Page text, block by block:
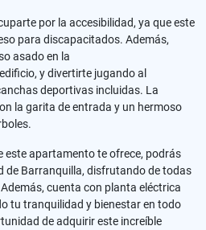
por la accesibilidad, ya que este
para discapacitados. Además,
asado en la
y divertirte jugando al
deportivas incluidas. La
la garita de entrada y un hermoso
este apartamento te ofrece, podrás
de Barranquilla, disfrutando de todas
cuenta con planta eléctrica
tu tranquilidad y bienestar en todo
de adquirir este increíble